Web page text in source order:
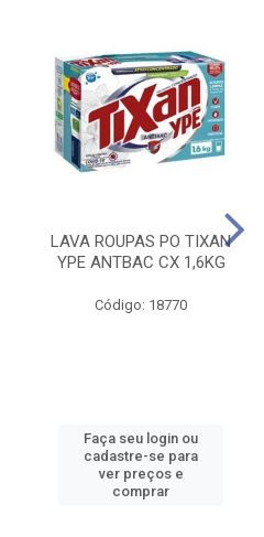
LAVA ROUPAS PO TIXAN
YPE ANTBAC CX 1,6KG
Código: 18770
Faça seu login ou
cadastre-se para
ver preços e
comprar